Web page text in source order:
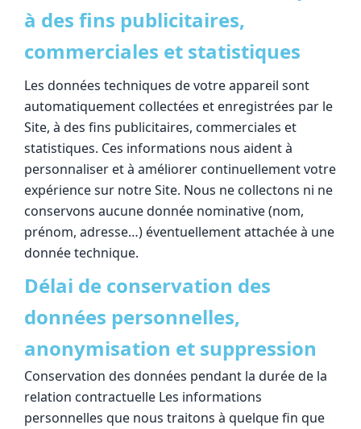
à des fins publicitaires,
commerciales et statistiques
Les données techniques de votre appareil sont
automatiquement collectées et enregistrées par le
Site, à des fins publicitaires, commerciales et
statistiques. Ces informations nous aident à
personnaliser et à améliorer continuellement votre
expérience sur notre Site. Nous ne collectons ni ne
conservons aucune donnée nominative (nom,
prénom, adresse…) éventuellement attachée à une
donnée technique.
Délai de conservation des
données personnelles,
anonymisation et suppression
Conservation des données pendant la durée de la
relation contractuelle Les informations
personnelles que nous traitons à quelque fin que